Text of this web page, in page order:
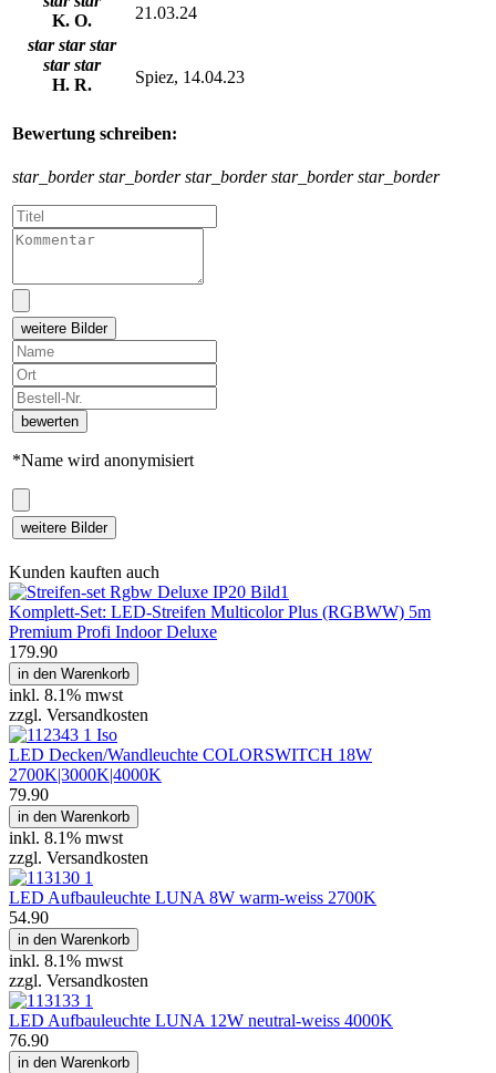
K. O.
21.03.24
star star star
star star
H. R.
Spiez, 14.04.23
Bewertung schreiben:
star_border star_border star_border star_border star_border
weitere Bilder
bewerten
*Name wird anonymisiert
weitere Bilder
Kunden kauften auch
Komplett-Set: LED-Streifen Multicolor Plus (RGBWW) 5m
Premium Profi Indoor Deluxe
179.90
in den Warenkorb
inkl. 8.1% mwst
zzgl. Versandkosten
LED Decken/Wandleuchte COLORSWITCH 18W
2700K|3000K|4000K
79.90
in den Warenkorb
inkl. 8.1% mwst
zzgl. Versandkosten
LED Aufbauleuchte LUNA 8W warm-weiss 2700K
54.90
in den Warenkorb
inkl. 8.1% mwst
zzgl. Versandkosten
LED Aufbauleuchte LUNA 12W neutral-weiss 4000K
76.90
in den Warenkorb